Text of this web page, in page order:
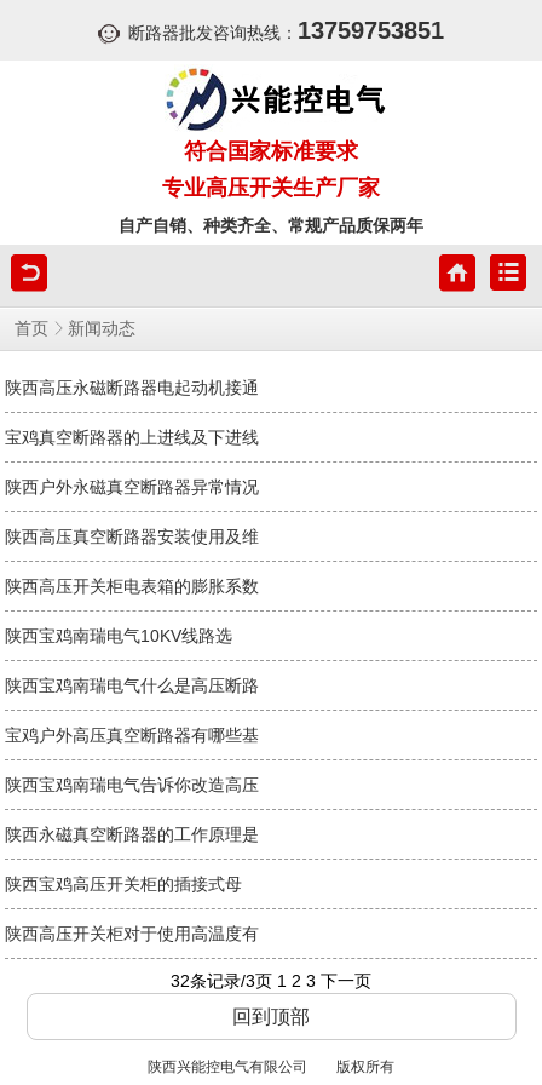
断路器批发咨询热线： 13759753851
符合国家标准要求
专业高压开关生产厂家
自产自销、种类齐全、常规产品质保两年
首页 新闻动态
陕西高压永磁断路器电起动机接通
宝鸡真空断路器的上进线及下进线
陕西户外永磁真空断路器异常情况
陕西高压真空断路器安装使用及维
陕西高压开关柜电表箱的膨胀系数
陕西宝鸡南瑞电气10KV线路选
陕西宝鸡南瑞电气什么是高压断路
宝鸡户外高压真空断路器有哪些基
陕西宝鸡南瑞电气告诉你改造高压
陕西永磁真空断路器的工作原理是
陕西宝鸡​高压开关柜的插接式母
陕西高压开关柜对于使用高温度有
32条记录/3页 1 2 3 下一页
回到顶部
陕西兴能控电气有限公司 版权所有